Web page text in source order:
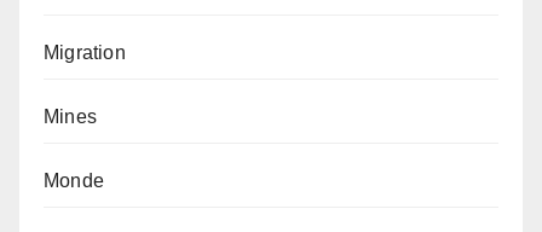
Migration
Mines
Monde